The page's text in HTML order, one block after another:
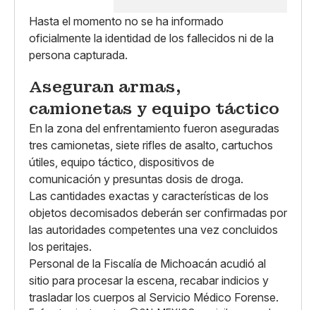
Hasta el momento no se ha informado
oficialmente la identidad de los fallecidos ni de la
persona capturada.
Aseguran armas,
camionetas y equipo táctico
En la zona del enfrentamiento fueron aseguradas
tres camionetas, siete rifles de asalto, cartuchos
útiles, equipo táctico, dispositivos de
comunicación y presuntas dosis de droga.
Las cantidades exactas y características de los
objetos decomisados deberán ser confirmadas por
las autoridades competentes una vez concluidos
los peritajes.
Personal de la Fiscalía de Michoacán acudió al
sitio para procesar la escena, recabar indicios y
trasladar los cuerpos al Servicio Médico Forense.